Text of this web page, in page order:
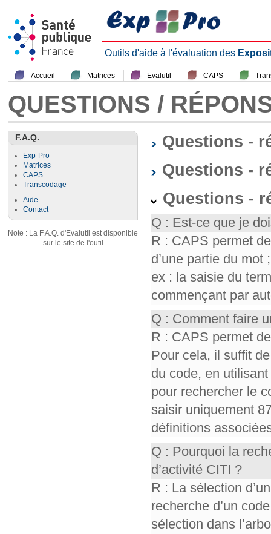
Outils d'aide à l'évaluation des
Accueil Matrices Evalutil CAPS
QUESTIONS /
F.A.Q.
Exp-Pro
Matrices
CAPS
Transcodage
Aide
Contact
Note : La F.A.Q. d'Evalutil est disponible
sur le site de l'outil
Questions -
Questions -
Questions -
Q : Est-ce que je
R : CAPS permet
d’une partie du
ex : la saisie du
commençant par
Q : Comment faire
R : CAPS permet
Pour cela, il suffit
du code, en
pour rechercher le
saisir uniquement
définitions
Q : Pourquoi la
d’activité CITI ?
R : La sélection
recherche d’un
sélection dans